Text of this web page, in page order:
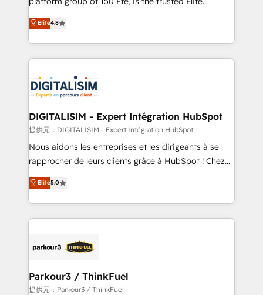
CRM, Solutions Architecture, Onboarding , Data
Migration, Custom Integration & Platform
team of 25+ experts Contact us today to help you
get more from your investment in HubSpot.
HubSpot CRM Partner offering you a roadmap on
maximizing EBITDA and achieving Commercial
Excellence. With our targeted processes, we
strengthen your digital transformation and minimize
Implementation partner, we provide expertise to
drive your business forward. Since 2015 we are fully
dedicated to HubSpot and with an experienced
team (50+), we work with reputable companies in
B2B sectors such as manufacturing, SaaS and
business services. We prepare a customized
impact of your digital transformation, including a
detailed financial rationale with a focus on ROI and
embark on a transformational journey that sets your
business up for long-term success. Unlock your
Elite4.8
DIGITALISIM - Expert Intégration HubSpot
提供元：DIGITALISIM - Expert Intégration HubSpot
Nous aidons les entreprises et les dirigeants à se
rapprocher de leurs clients grâce à HubSpot ! Chez
DIGITALISIM, nous avons l'intime conviction que la
réussite des entreprises passe par l’innovation web,
le marketing digital, et la relation client ! C'est
pourquoi, nos experts sont à la fois capables de
référencement, votre stratégie digitale et le pilotage
projet HubSpot avec DIGITALISIM : 🧽 Nettoyage,
migration et intégration des bases de données. 🚀
Elite5.0
Parkour3 / ThinkFuel
提供元：Parkour3 / ThinkFuel